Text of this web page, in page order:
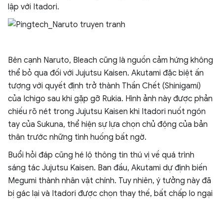
lập với Itadori.
Bên cạnh Naruto, Bleach cũng là nguồn cảm hứng không
thể bỏ qua đối với Jujutsu Kaisen. Akutami đặc biệt ấn
tượng với quyết định trở thành Thần Chết (Shinigami)
của Ichigo sau khi gặp gỡ Rukia. Hình ảnh này được phản
chiếu rõ nét trong Jujutsu Kaisen khi Itadori nuốt ngón
tay của Sukuna, thể hiện sự lựa chọn chủ động của bản
thân trước những tình huống bất ngờ.
Buổi hỏi đáp cũng hé lộ thông tin thú vị về quá trình
sáng tác Jujutsu Kaisen. Ban đầu, Akutami dự định biến
Megumi thành nhân vật chính. Tuy nhiên, ý tưởng này đã
bị gác lại và Itadori được chọn thay thế, bất chấp lo ngại